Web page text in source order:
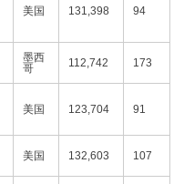
美国 131,398 94
墨西
哥
112,742 173
美国 123,704 91
美国 132,603 107